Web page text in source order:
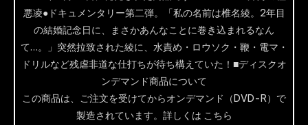
悪凌●ドキュメンタリー第二弾。「私の名前は椎名綾。2年目
の結婚記念日に、まさかあんなことに巻き込まれるなん
て…。」突然拉致された綾に、水責め・ロウソク・鞭・電マ・
ドリルなど残虐非道な仕打ちが待ち構えていた！■ディスクオ
ンデマンド商品について
この商品は、ご注文を受けてからオンデマンド（DVD-R）で
製造されています。詳しくは こちら